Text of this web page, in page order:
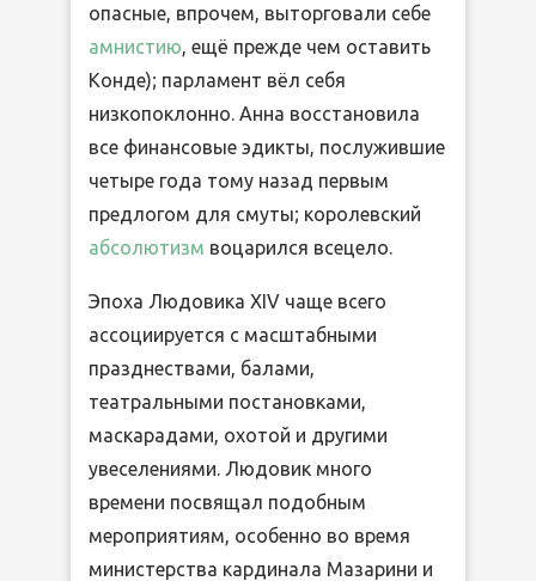
опасные, впрочем, выторговали себе
амнистию, ещё прежде чем оставить
Конде); парламент вёл себя
низкопоклонно. Анна восстановила
все финансовые эдикты, послужившие
четыре года тому назад первым
предлогом для смуты; королевский
абсолютизм воцарился всецело.
Эпоха Людовика XIV чаще всего
ассоциируется с масштабными
празднествами, балами,
театральными постановками,
маскарадами, охотой и другими
увеселениями. Людовик много
времени посвящал подобным
мероприятиям, особенно во время
министерства кардинала Мазарини и